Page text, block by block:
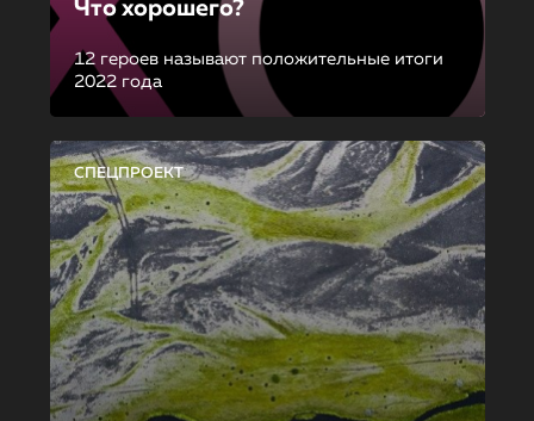
Что хорошего?
12 героев называют положительные итоги
2022 года
СПЕЦПРОЕКТ